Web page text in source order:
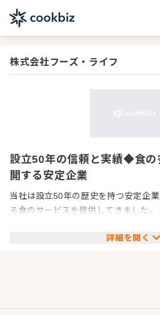
株式会社フーズ・ライフ
設立50年の信頼と実績◆食の
開する安定企業
当社は設立50年の歴史を持つ安定企
る食のサービスを提供してきました
食の提供など、幅広い事業展開を行っ
企業情報
詳細を開く